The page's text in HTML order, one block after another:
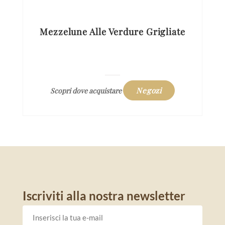
Mezzelune Alle Verdure Grigliate
Scopri dove acquistare Negozi
Iscriviti alla nostra newsletter